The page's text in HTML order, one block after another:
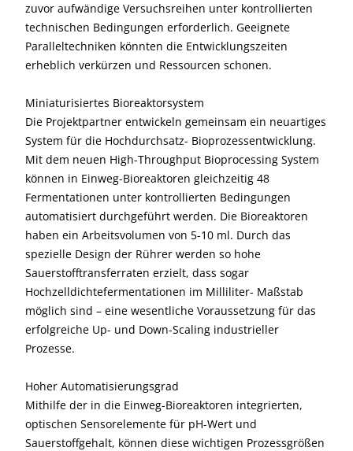
zuvor aufwändige Versuchsreihen unter kontrollierten
technischen Bedingungen erforderlich. Geeignete
Paralleltechniken könnten die Entwicklungszeiten
erheblich verkürzen und Ressourcen schonen.
Miniaturisiertes Bioreaktorsystem
Die Projektpartner entwickeln gemeinsam ein neuartiges
System für die Hochdurchsatz- Bioprozessentwicklung.
Mit dem neuen High-Throughput Bioprocessing System
können in Einweg-Bioreaktoren gleichzeitig 48
Fermentationen unter kontrollierten Bedingungen
automatisiert durchgeführt werden. Die Bioreaktoren
haben ein Arbeitsvolumen von 5-10 ml. Durch das
spezielle Design der Rührer werden so hohe
Sauerstofftransferraten erzielt, dass sogar
Hochzelldichtefermentationen im Milliliter- Maßstab
möglich sind – eine wesentliche Voraussetzung für das
erfolgreiche Up- und Down-Scaling industrieller
Prozesse.
Hoher Automatisierungsgrad
Mithilfe der in die Einweg-Bioreaktoren integrierten,
optischen Sensorelemente für pH-Wert und
Sauerstoffgehalt, können diese wichtigen Prozessgrößen